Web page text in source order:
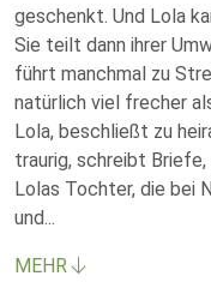
geschenkt. Und Lola
Sie teilt dann ihrer
führt manchmal zu
natürlich viel frecher
Lola, beschließt zu
traurig, schreibt
Lolas Tochter, die bei
und...
MEHR